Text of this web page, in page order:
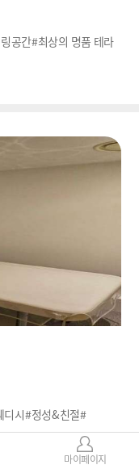
공간#최상의 명품 테라
디시#정성&친절#
마이페이지